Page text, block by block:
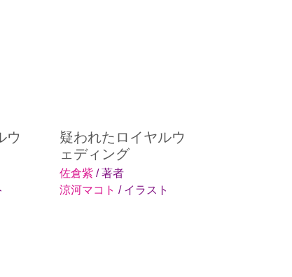
ウ
疑われたロイヤルウ
ェディング
佐倉紫 / 著者
涼河マコト / イラスト